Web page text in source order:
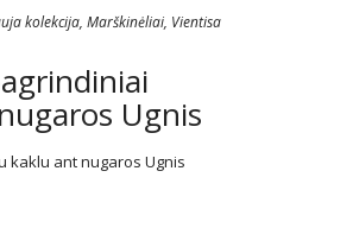
kolekcija, Marškinėliai, Vientisa
Ugnis
kaklu ant nugaros Ugnis